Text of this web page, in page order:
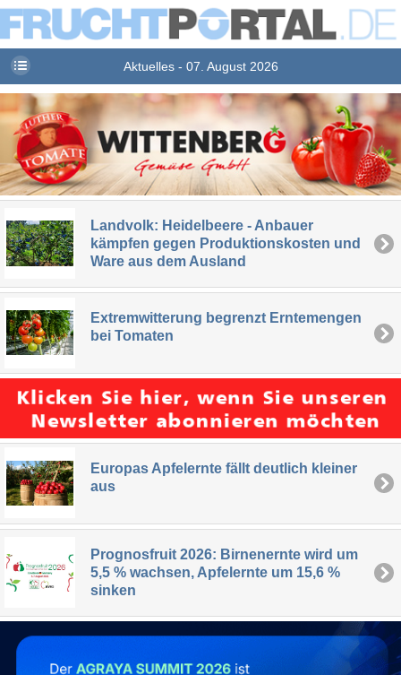
Aktuelles - 07. August 2026
Landvolk: Heidelbeere - Anbauer
kämpfen gegen Produktionskosten und
Ware aus dem Ausland
Extremwitterung begrenzt Erntemengen
bei Tomaten
Europas Apfelernte fällt deutlich kleiner
aus
Prognosfruit 2026: Birnenernte wird um
5,5 % wachsen, Apfelernte um 15,6 %
sinken